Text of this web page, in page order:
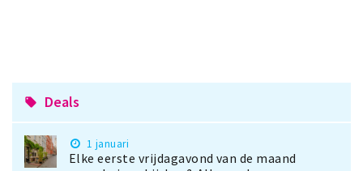
local_offer Deals
1 januari
Elke eerste vrijdagavond van de maand